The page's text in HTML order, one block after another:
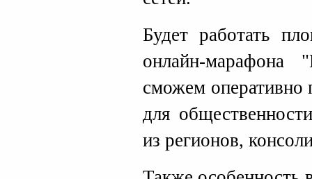
Будет работать
онлайн-
сможем оперативно
для
из регионов,